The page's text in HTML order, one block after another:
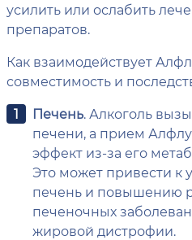
усилить или ослабить
препаратов.
Как взаимодействует
совместимость и
Печень. Алкоголь
печени, а прием
эффект из-за его
Это может привести к
печень и повышению
печеночных
жировой дистрофии.